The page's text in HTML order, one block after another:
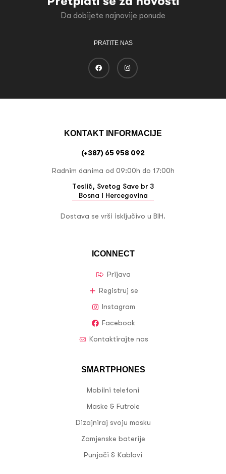
Da dobijete najnovije ponude
PRATITE NAS
ICONNECT
Prijava
Registruj se
Instagram
Facebook
Kontaktirajte nas
SMARTPHONES
Mobilni telefoni
Maske & Futrole
Dizajniraj svoju masku
Zamjenske baterije
Punjači & Kablovi
KONTAKT INFORMACIJE
(+387) 65 958 092
Radnim danima od 09:00h do 17:00h
Teslić, Svetog Save br 3
Bosna i Hercegovina
Dostava se vrši isključivo u BIH.